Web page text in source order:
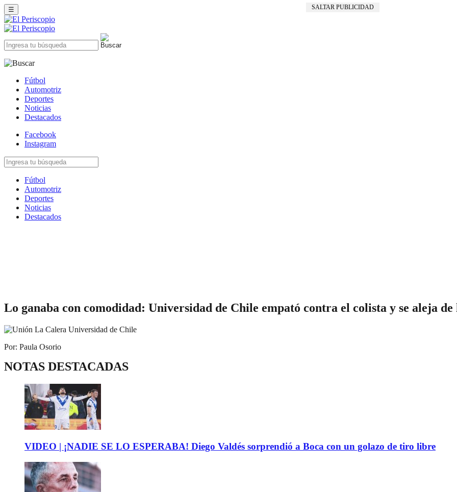
SALTAR PUBLICIDAD
☰
Fútbol
Automotriz
Deportes
Noticias
Destacados
Facebook
Instagram
Fútbol
Automotriz
Deportes
Noticias
Destacados
Lo ganaba con comodidad: Universidad de Chile empató contra el colista y se aleja
Por: Paula Osorio
NOTAS DESTACADAS
VIDEO | ¡NADIE SE LO ESPERABA! Diego Valdés sorprendió a Boca con un golazo de tiro libre